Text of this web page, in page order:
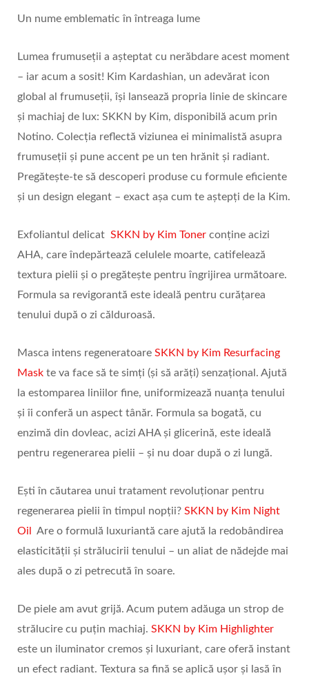
Un nume emblematic în întreaga lume
Lumea frumuseții a așteptat cu nerăbdare acest moment
– iar acum a sosit! Kim Kardashian, un adevărat icon
global al frumuseții, își lansează propria linie de skincare
și machiaj de lux: SKKN by Kim, disponibilă acum prin
Notino. Colecția reflectă viziunea ei minimalistă asupra
frumuseții și pune accent pe un ten hrănit și radiant.
Pregătește-te să descoperi produse cu formule eficiente
și un design elegant – exact așa cum te aștepți de la Kim.
Exfoliantul delicat SKKN by Kim Toner conține acizi
AHA, care îndepărtează celulele moarte, catifelează
textura pielii și o pregătește pentru îngrijirea următoare.
Formula sa revigorantă este ideală pentru curățarea
tenului după o zi călduroasă.
Masca intens regeneratoare SKKN by Kim Resurfacing
Mask te va face să te simți (și să arăți) senzațional. Ajută
la estomparea liniilor fine, uniformizează nuanța tenului
și îi conferă un aspect tânăr. Formula sa bogată, cu
enzimă din dovleac, acizi AHA și glicerină, este ideală
pentru regenerarea pielii – și nu doar după o zi lungă.
Ești în căutarea unui tratament revoluționar pentru
regenerarea pielii în timpul nopții? SKKN by Kim Night
Oil
Are o formulă luxuriantă care ajută la redobândirea
elasticității și strălucirii tenului – un aliat de nădejde mai
ales după o zi petrecută în soare.
De piele am avut grijă. Acum putem adăuga un strop de
strălucire cu puțin machiaj. SKKN by Kim Highlighter
este un iluminator cremos și luxuriant, care oferă instant
un efect radiant. Textura sa fină se aplică ușor și lasă în